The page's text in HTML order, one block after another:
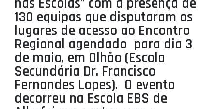
130 equipas que disputaram os
lugares de acesso ao Encontro
Regional agendado para dia 3
de maio, em Olhão (Escola
Secundária Dr. Francisco
Fernandes Lopes). O evento
decorreu na Escola EBS de